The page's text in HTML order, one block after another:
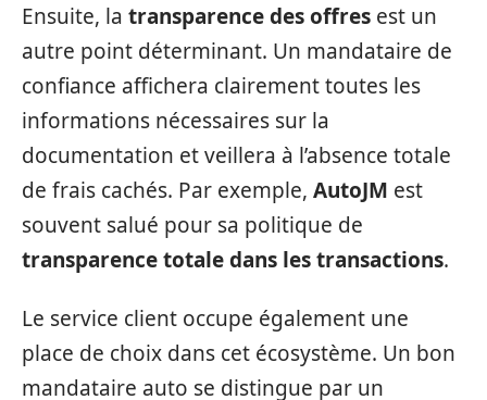
Ensuite, la transparence des offres est un
autre point déterminant. Un mandataire de
confiance affichera clairement toutes les
informations nécessaires sur la
documentation et veillera à l’absence totale
de frais cachés. Par exemple, AutoJM est
souvent salué pour sa politique de
transparence totale dans les transactions.
Le service client occupe également une
place de choix dans cet écosystème. Un bon
mandataire auto se distingue par un